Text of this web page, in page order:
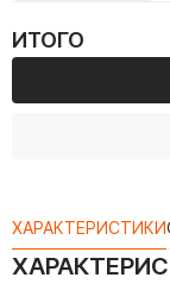
ИТОГО
ХАРАКТЕРИСТИКИ